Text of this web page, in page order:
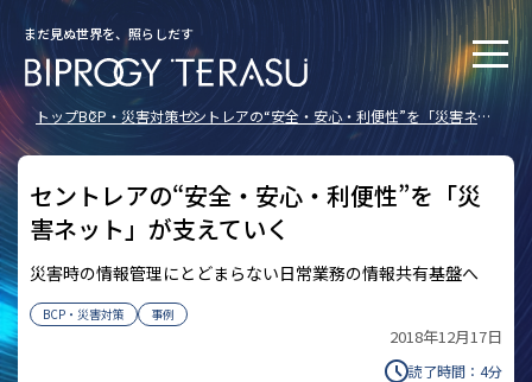
まだ見ぬ世界を、照らしだす
トップBCP・災害対策セントレアの“安全・安心・利便性”を「災害ネッ
セントレアの“安全・安心・利便性”を「災
害ネット」が支えていく
災害時の情報管理にとどまらない日常業務の情報共有基盤へ
BCP・災害対策 事例
2018年12月17日
読了時間： 4分